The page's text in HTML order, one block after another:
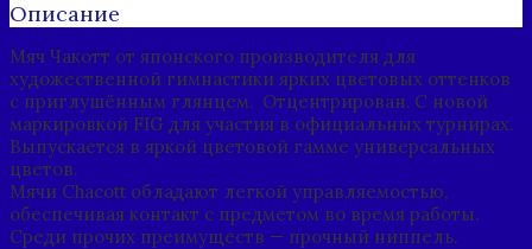
Описание
Мяч Чакотт от японского производителя для
художественной гимнастики ярких цветовых оттенков
с приглушённым глянцем. Отцентрирован. С новой
маркировкой FIG для участия в официальных турнирах.
Выпускается в яркой цветовой гамме универсальных
цветов.
Мячи Chacott обладают легкой управляемостью,
обеспечивая контакт с предметом во время работы.
Среди прочих преимуществ — прочный ниппель.